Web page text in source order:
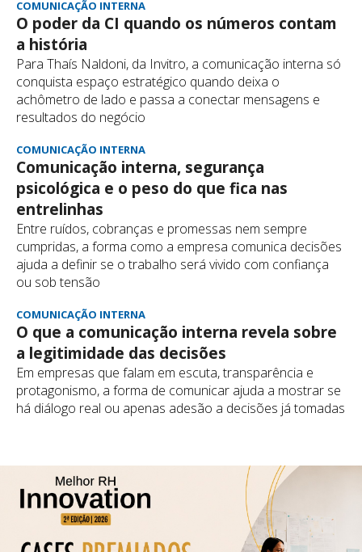
COMUNICAÇÃO INTERNA
O poder da CI quando os números contam
a história
Para Thaís Naldoni, da Invitro, a comunicação interna só
conquista espaço estratégico quando deixa o
achômetro de lado e passa a conectar mensagens e
resultados do negócio
COMUNICAÇÃO INTERNA
Comunicação interna, segurança
psicológica e o peso do que fica nas
entrelinhas
Entre ruídos, cobranças e promessas nem sempre
cumpridas, a forma como a empresa comunica decisões
ajuda a definir se o trabalho será vivido com confiança
ou sob tensão
COMUNICAÇÃO INTERNA
O que a comunicação interna revela sobre
a legitimidade das decisões
Em empresas que falam em escuta, transparência e
protagonismo, a forma de comunicar ajuda a mostrar se
há diálogo real ou apenas adesão a decisões já tomadas